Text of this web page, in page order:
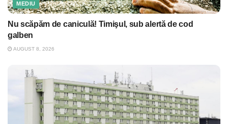
MEDIU
Nu scăpăm de caniculă! Timişul, sub alertă de cod
galben
AUGUST 8, 2026